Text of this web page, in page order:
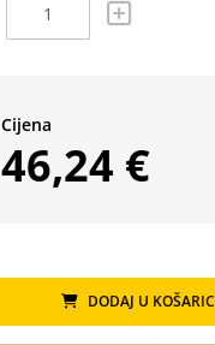
Cijena
46,24 €
DODAJ U